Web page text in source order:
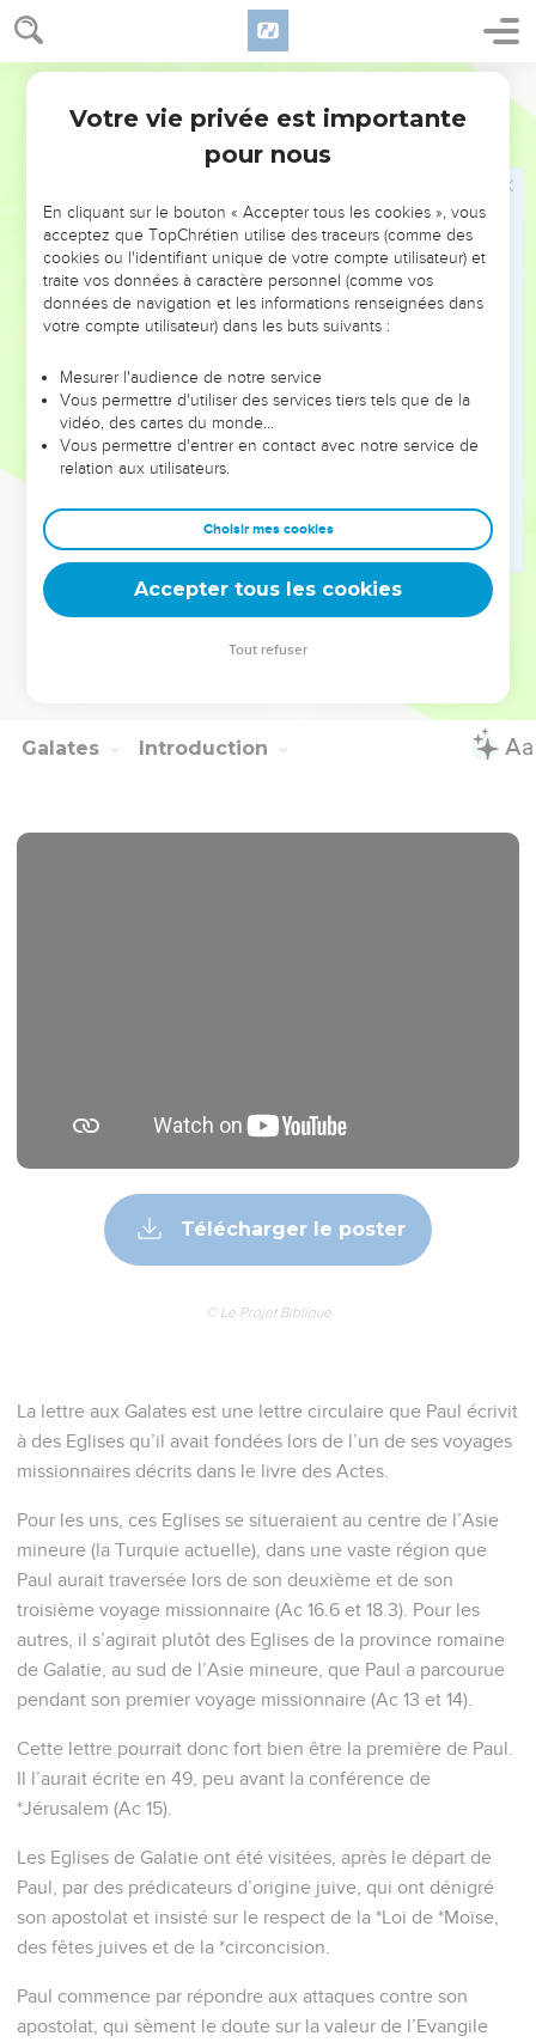
2 Corinthiens 13
Mais j'espère bien que vous reconnaîtrez que nous, nous
ne sommes pas disqualifiés.
Cependant, je prie Dieu que vous ne fassiez rien de mal,
mais afin que vous, vous pratiquiez le bien même si nous,
nous semblons disqualifiés.
nous n'en avons que pour la vérité.
Nous nous réjouissons chaque fois que nous sommes
faibles alors que vous êtes forts. Ce que nous demandons
dans nos prières, c'est votre perfectionnement.
présent, je n'aie pas à faire preuve de sévérité,
conformément à l'autorité que le Seigneur m'a donnée pour
construire et non pour démolir.
Pour le reste, frères et sœurs, soyez dans la joie, travaillez
à vous perfectionner, encouragez-vous, vivez en plein
accord, dans la paix, et le Dieu d'amour et de paix sera avec
vous.
Saluez-vous les uns les autres par un saint baiser. Tous les
Galates Introduction
Télécharger le poster
© Le Projet Biblique
La lettre aux Galates est une lettre circulaire que Paul écrivit
à des Eglises qu’il avait fondées lors de l’un de ses voyages
missionnaires décrits dans le livre des Actes.
Pour les uns, ces Eglises se situeraient au centre de l’Asie
mineure (la Turquie actuelle), dans une vaste région que
Paul aurait traversée lors de son deuxième et de son
troisième voyage missionnaire (Ac 16.6 et 18.3). Pour les
autres, il s’agirait plutôt des Eglises de la province romaine
de Galatie, au sud de l’Asie mineure, que Paul a parcourue
pendant son premier voyage missionnaire (Ac 13 et 14).
Cette lettre pourrait donc fort bien être la première de Paul.
Il l’aurait écrite en 49, peu avant la conférence de
*Jérusalem (Ac 15).
Les Eglises de Galatie ont été visitées, après le départ de
Paul, par des prédicateurs d’origine juive, qui ont dénigré
son apostolat et insisté sur le respect de la *Loi de *Moïse,
des fêtes juives et de la *circoncision.
Paul commence par répondre aux attaques contre son
apostolat, qui sèment le doute sur la valeur de l’Evangile
Votre vie privée est importante
pour nous
En cliquant sur le bouton « Accepter tous les cookies », vous
acceptez que TopChrétien utilise des traceurs (comme des
cookies ou l'identifiant unique de votre compte utilisateur) et
traite vos données à caractère personnel (comme vos
données de navigation et les informations renseignées dans
votre compte utilisateur) dans les buts suivants :
Mesurer l'audience de notre service
Vous permettre d'utiliser des services tiers tels que de la
vidéo, des cartes du monde…
Vous permettre d'entrer en contact avec notre service de
relation aux utilisateurs.
Choisir mes cookies
Accepter tous les cookies
Tout refuser